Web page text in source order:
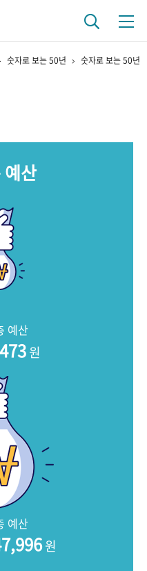
장
사
박물
숫자로 보는 50년 숫자로 보는 50년
산
예산
원
예산
원